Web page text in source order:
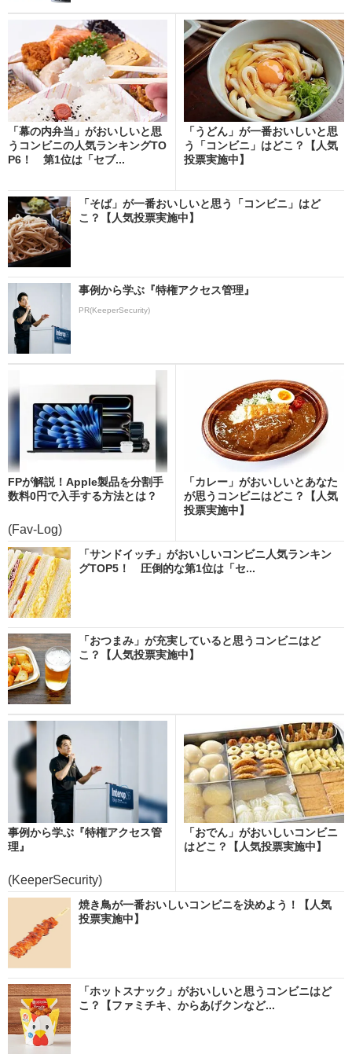
「幕の内弁当」がおいしいと思
うコンビニの人気ランキングTO
P6！ 第1位は「セブ...
「うどん」が一番おいしいと思
う「コンビニ」はどこ？【人気
投票実施中】
「そば」が一番おいしいと思う「コンビニ」はど
こ？【人気投票実施中】
事例から学ぶ『特権アクセス管理』
PR(KeeperSecurity)
FPが解説！Apple製品を分割手
数料0円で入手する方法とは？
(Fav-Log)
「カレー」がおいしいとあなた
が思うコンビニはどこ？【人気
投票実施中】
「サンドイッチ」がおいしいコンビニ人気ランキン
グTOP5！ 圧倒的な第1位は「セ...
「おつまみ」が充実していると思うコンビニはど
こ？【人気投票実施中】
事例から学ぶ『特権アクセス管
理』
(KeeperSecurity)
「おでん」がおいしいコンビニ
はどこ？【人気投票実施中】
焼き鳥が一番おいしいコンビニを決めよう！【人気
投票実施中】
「ホットスナック」がおいしいと思うコンビニはど
こ？【ファミチキ、からあげクンなど...